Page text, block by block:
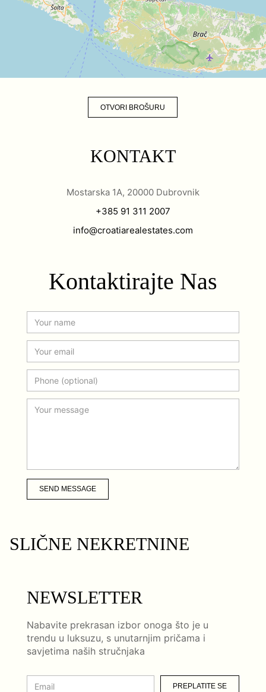
OTVORI BROŠURU
KONTAKT
Mostarska 1A, 20000 Dubrovnik
+385 91 311 2007
info@croatiarealestates.com
Kontaktirajte Nas
SEND MESSAGE
SLIČNE NEKRETNINE
NEWSLETTER
Nabavite prekrasan izbor onoga što je u
trendu u luksuzu, s unutarnjim pričama i
savjetima naših stručnjaka
PREPLATITE SE